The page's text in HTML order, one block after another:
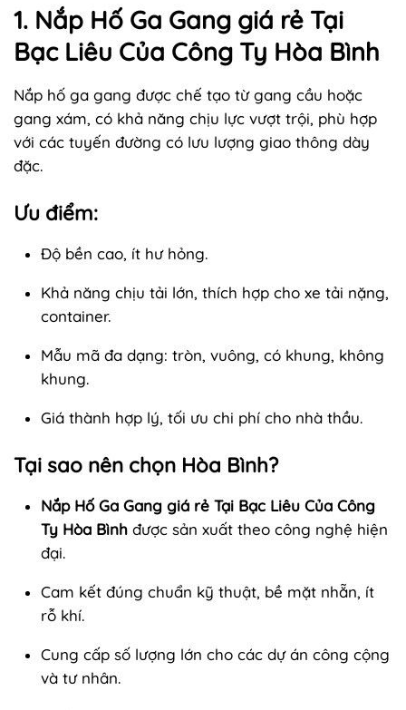
1. Nắp Hố Ga Gang giá rẻ Tại
Bạc Liêu Của Công Ty Hòa Bình
Nắp hố ga gang được chế tạo từ gang cầu hoặc
gang xám, có khả năng chịu lực vượt trội, phù hợp
với các tuyến đường có lưu lượng giao thông dày
đặc.
Ưu điểm:
Độ bền cao, ít hư hỏng.
Khả năng chịu tải lớn, thích hợp cho xe tải nặng,
container.
Mẫu mã đa dạng: tròn, vuông, có khung, không
khung.
Giá thành hợp lý, tối ưu chi phí cho nhà thầu.
Tại sao nên chọn Hòa Bình?
Nắp Hố Ga Gang giá rẻ Tại Bạc Liêu Của Công
Ty Hòa Bình được sản xuất theo công nghệ hiện
đại.
Cam kết đúng chuẩn kỹ thuật, bề mặt nhẵn, ít
rỗ khí.
Cung cấp số lượng lớn cho các dự án công cộng
và tư nhân.